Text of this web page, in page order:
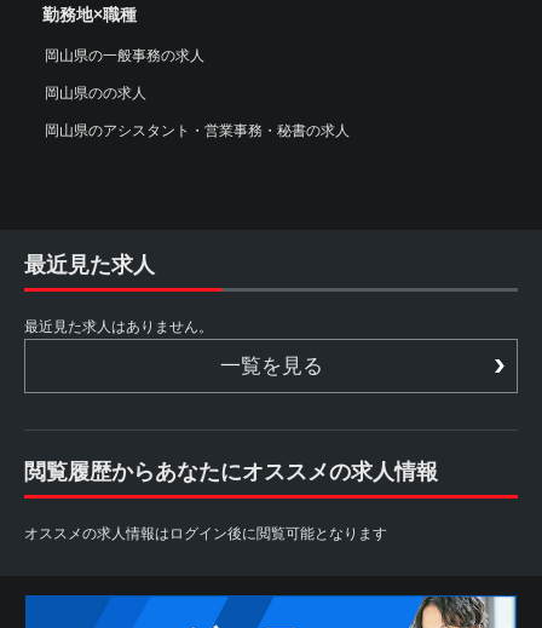
勤務地×職種
岡山県の一般事務の求人
岡山県のの求人
岡山県のアシスタント・営業事務・秘書の求人
最近見た求人
最近見た求人はありません。
一覧を見る
閲覧履歴からあなたにオススメの求人情報
オススメの求人情報はログイン後に閲覧可能となります